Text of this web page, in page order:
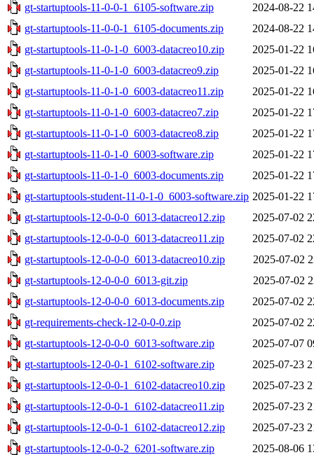
gt-startuptools-11-0-0-1_6105-software.zip
2024-08-22
gt-startuptools-11-0-0-1_6105-documents.zip
2024-08-22
gt-startuptools-11-0-1-0_6003-datacreo10.zip
2025-01-22
gt-startuptools-11-0-1-0_6003-datacreo9.zip
2025-01-22
gt-startuptools-11-0-1-0_6003-datacreo11.zip
2025-01-22
gt-startuptools-11-0-1-0_6003-datacreo7.zip
2025-01-22
gt-startuptools-11-0-1-0_6003-datacreo8.zip
2025-01-22
gt-startuptools-11-0-1-0_6003-software.zip
2025-01-22
gt-startuptools-11-0-1-0_6003-documents.zip
2025-01-22
gt-startuptools-student-11-0-1-0_6003-software.zip 2025-01-22
gt-startuptools-12-0-0-0_6013-datacreo12.zip
2025-07-02
gt-startuptools-12-0-0-0_6013-datacreo11.zip
2025-07-02
gt-startuptools-12-0-0-0_6013-datacreo10.zip
2025-07-02
gt-startuptools-12-0-0-0_6013-git.zip
2025-07-02
gt-startuptools-12-0-0-0_6013-documents.zip
2025-07-02
gt-requirements-check-12-0-0-0.zip
2025-07-02
gt-startuptools-12-0-0-0_6013-software.zip
2025-07-07
gt-startuptools-12-0-0-1_6102-software.zip
2025-07-23
gt-startuptools-12-0-0-1_6102-datacreo10.zip
2025-07-23
gt-startuptools-12-0-0-1_6102-datacreo11.zip
2025-07-23
gt-startuptools-12-0-0-1_6102-datacreo12.zip
2025-07-23
gt-startuptools-12-0-0-2_6201-software.zip
2025-08-06